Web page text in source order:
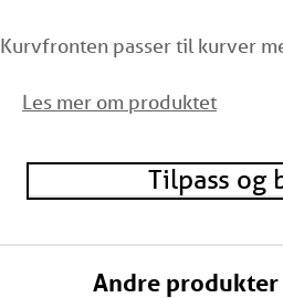
Kurvfronten passer til kurver
Fin å bruke på noen få kurver i
Kurvfronten er også en praktisk
oppbevaringen hjemme, merk
Les mer om produktet
Tilpass og
Andre produkter